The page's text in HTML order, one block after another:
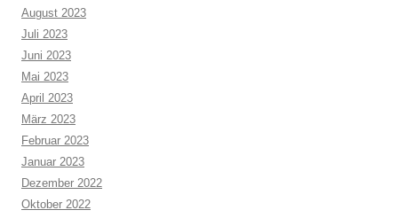
August 2023
Juli 2023
Juni 2023
Mai 2023
April 2023
März 2023
Februar 2023
Januar 2023
Dezember 2022
Oktober 2022